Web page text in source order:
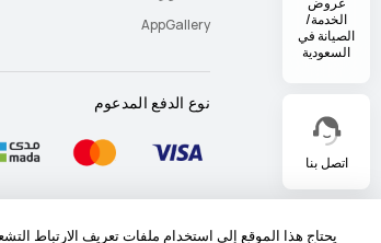
يحتاج هذا الموقع إلى استخدام ملفات تعريف الارتباط
اتصل بنا
AppGallery
نوع الدفع المدعوم
خريطة الموقع شروط الاستخدام
الخدمة/
الصيانة في
السعودية